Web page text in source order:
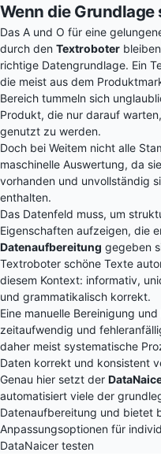
Wenn die
Das A und O für eine
durch den Textroboter
richtige Datengrundlage. Ein
die meist aus dem
Bereich tummeln sich
Produkt, die nur darauf
genutzt zu werden.
Doch bei Weitem nicht alle
maschinelle Auswertung, da
vorhanden und unvollständig
enthalten.
Das Datenfeld muss, um
Eigenschaften aufzeigen, die
Datenaufbereitung gegeben
Textroboter schöne Texte
diesem Kontext: informativ,
und grammatikalisch korrekt.
Eine manuelle Bereinigung
zeitaufwendig und
daher meist systematische
Daten korrekt und konsistent
Genau hier setzt der
automatisiert viele der
Datenaufbereitung und bietet
Anpassungsoptionen für
DataNaicer testen